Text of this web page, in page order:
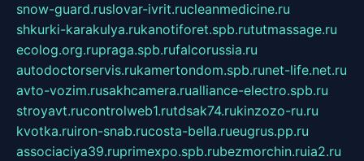
snow-guard.ruslovar-ivrit.rucleanmedicine.ru
shkurki-karakulya.rukanotiforet.spb.rututmassage.ru
ecolog.org.rupraga.spb.rufalcorussia.ru
autodoctorservis.rukamertondom.spb.runet-life.net.ru
avto-vozim.rusakhcamera.rualliance-electro.spb.ru
stroyavt.rucontrolweb1.rutdsak74.rukinzozo-ru.ru
kvotka.ruiron-snab.rucosta-bella.rueugrus.pp.ru
associaciya39.ruprimexpo.spb.rubezmorchin.ruia2.ru